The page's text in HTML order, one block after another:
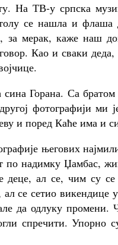
На ТВ-у српска
се нашла и флаша
за мерак, каже наш
Као и сваки
сина Горана. Са
фотографији
и поред Каће има и
његових
по надимку Џамбас,
деце, ал се, чим су
се сетио
да одлуку
спречити. Упорно